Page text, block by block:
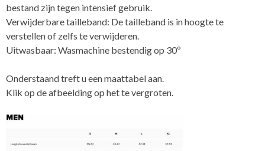
bestand zijn tegen intensief gebruik.
Verwijderbare tailleband: De tailleband is in hoogte te
verstellen of zelfs te verwijderen.
Uitwasbaar: Wasmachine bestendig op 30º
Onderstaand treft u een maattabel aan.
Klik op de afbeelding op het te vergroten.